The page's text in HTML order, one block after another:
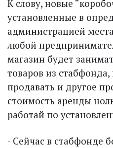
К слову, новые
установленные в
администрацией
любой
магазин будет
товаров из
продавать и другое
стоимость аренды
работай по
- Сейчас в стабфонде